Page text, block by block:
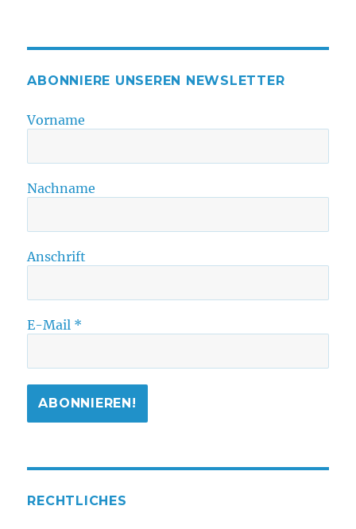
ABONNIERE UNSEREN NEWSLETTER
Vorname
Nachname
Anschrift
E-Mail *
RECHTLICHES